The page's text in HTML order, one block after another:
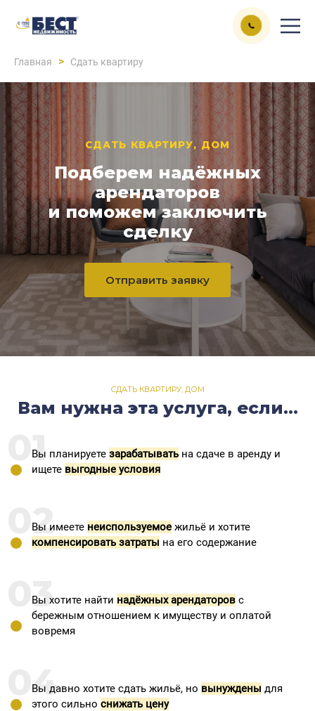
Главная > Сдать квартиру
СДАТЬ КВАРТИРУ, ДОМ
Подберем надёжных
арендаторов
и поможем заключить
сделку
Отправить заявку
СДАТЬ КВАРТИРУ, ДОМ
Вам нужна эта услуга, если...
01
Вы планируете зарабатывать на сдаче в аренду и
ищете выгодные условия
02
Вы имеете неиспользуемое жильё и хотите
компенсировать затраты на его содержание
03
Вы хотите найти надёжных арендаторов с
бережным отношением к имуществу и оплатой
вовремя
04
Вы давно хотите сдать жильё, но вынуждены для
этого сильно снижать цену